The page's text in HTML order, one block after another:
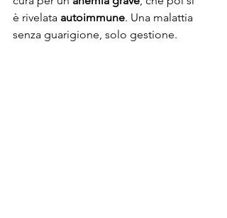
è rivelata autoimmune. Una malattia
senza guarigione, solo gestione.